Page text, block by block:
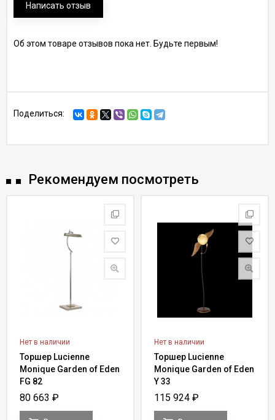
Написать отзыв
Об этом товаре отзывов пока нет. Будьте первым!
Поделиться:
Рекомендуем посмотреть
Нет в наличии
Торшер Lucienne
Monique Garden of Eden
FG 82
80 663 ₽
Нет в наличии
Торшер Lucienne
Monique Garden of Eden
Y 33
115 924 ₽